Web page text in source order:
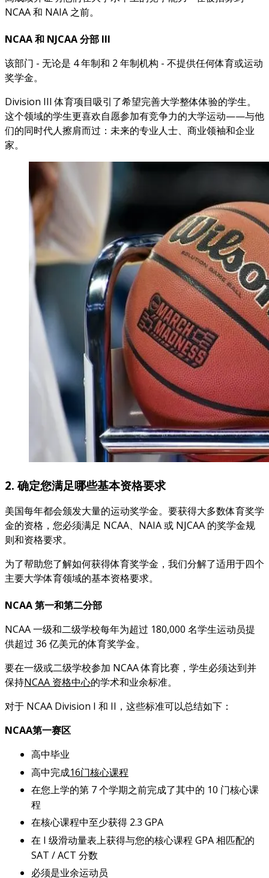
NCAA 和 NAIA 之前。
NCAA 和 NJCAA 分部 III
该部门 - 无论是 4 年制和 2 年制机构 - 不提供任何体育或运动
奖学金。
Division III 体育项目吸引了希望完善大学整体体验的学生。
这个领域的学生更喜欢自愿参加有竞争力的大学运动——与他
们的同时代人擦肩而过：未来的专业人士、商业领袖和企业
家。
2. 确定您满足哪些基本资格要求
美国每年都会颁发大量的运动奖学金。要获得大多数体育奖学
金的资格，您必须满足 NCAA、NAIA 或 NJCAA 的奖学金规
则和资格要求。
为了帮助您了解如何获得体育奖学金，我们分解了适用于四个
主要大学体育领域的基本资格要求。
NCAA 第一和第二分部
NCAA 一级和二级学校每年为超过 180,000 名学生运动员提
供超过 36 亿美元的体育奖学金。
要在一级或二级学校参加 NCAA 体育比赛，学生必须达到并
保持NCAA 资格中心的学术和业余标准。
对于 NCAA Division I 和 II，这些标准可以总结如下：
NCAA第一赛区
高中毕业
高中完成16门核心课程
在您上学的第 7 个学期之前完成了其中的 10 门核心课
程
在核心课程中至少获得 2.3 GPA
在 I 级滑动量表上获得与您的核心课程 GPA 相匹配的
SAT / ACT 分数
必须是业余运动员